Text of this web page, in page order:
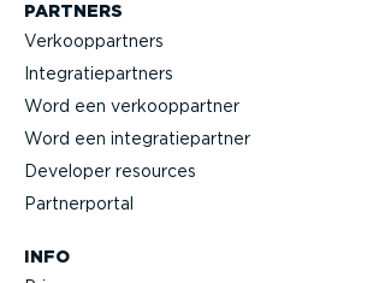
PARTNERS
Verkoop­partners
Integra­tie­partners
Word een verkoop­partner
Word een integra­tie­partner
Developer resources
Partner­portal
INFO